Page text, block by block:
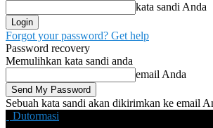
kata sandi Anda
Forgot your password? Get help
Password recovery
Memulihkan kata sandi anda
email Anda
Sebuah kata sandi akan dikirimkan ke email
Dutormasi